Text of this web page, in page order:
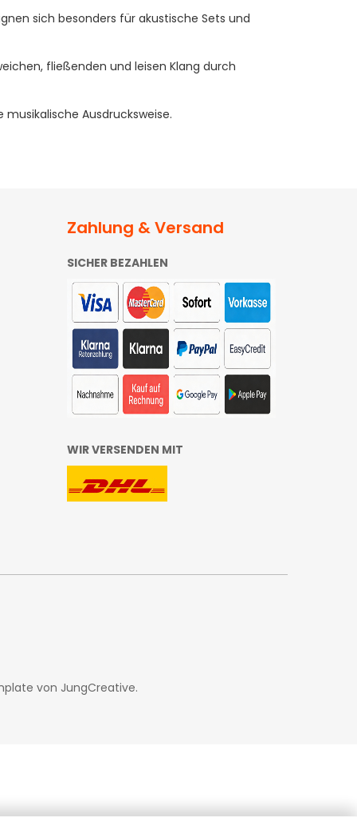
sich besonders für akustische Sets und
fließenden und leisen Klang durch
Ausdrucksweise.
Zahlung & Versand
SICHER BEZAHLEN
WIR VERSENDEN MIT
von JungCreative.